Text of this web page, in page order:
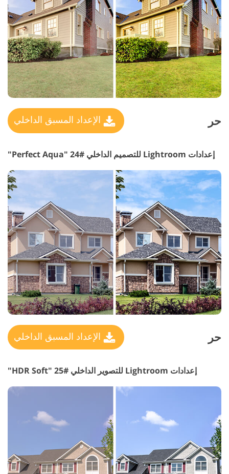
حر الإعداد المسبق الداخلي
إعدادات Lightroom للتصميم الداخلي #24 "Perfect Aqua"
حر الإعداد المسبق الداخلي
إعدادات Lightroom للتصوير الداخلي #25 "HDR Soft"